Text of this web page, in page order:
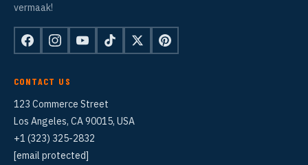
vermaak!
CONTACT US
123 Commerce Street
Los Angeles, CA 90015, USA
+1 (323) 325-2832
[email protected]